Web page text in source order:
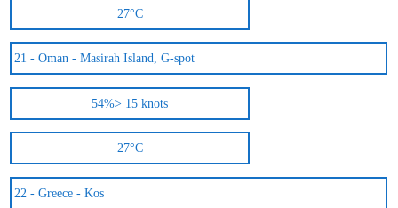
27°C
21 -Oman - Masirah Island, G-spot
54%> 15 knots
27°C
22 -Greece - Kos